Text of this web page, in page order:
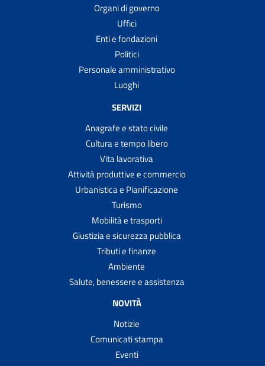
Organi di governo
Uffici
Enti e fondazioni
Politici
Personale amministrativo
Luoghi
SERVIZI
Anagrafe e stato civile
Cultura e tempo libero
Vita lavorativa
Attività produttive e commercio
Urbanistica e Pianificazione
Turismo
Mobilità e trasporti
Giustizia e sicurezza pubblica
Tributi e finanze
Ambiente
Salute, benessere e assistenza
NOVITÀ
Notizie
Comunicati stampa
Eventi